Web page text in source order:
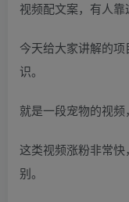
今天给大家讲解的
识。
就是一段宠物的视频
这类视频涨粉非常
别。